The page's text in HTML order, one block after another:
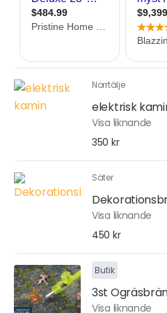
Norrtälje
elektrisk
Visa liknande
350 kr
Säter
Visa liknande
450 kr
Butik
3st
Visa liknande